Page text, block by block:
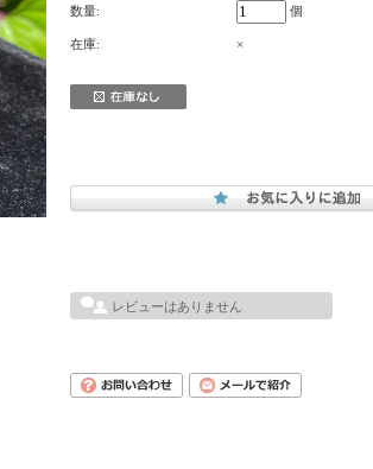
数量: 個
在庫: ×
レビューはありません